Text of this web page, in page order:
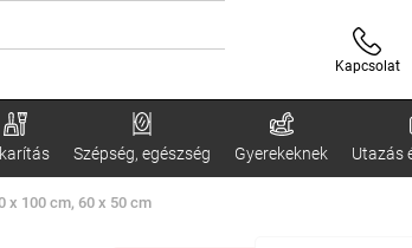
Kapcsolat
Szépség, egészség Gyerekeknek Utazás
x 100 cm, 60 x 50 cm